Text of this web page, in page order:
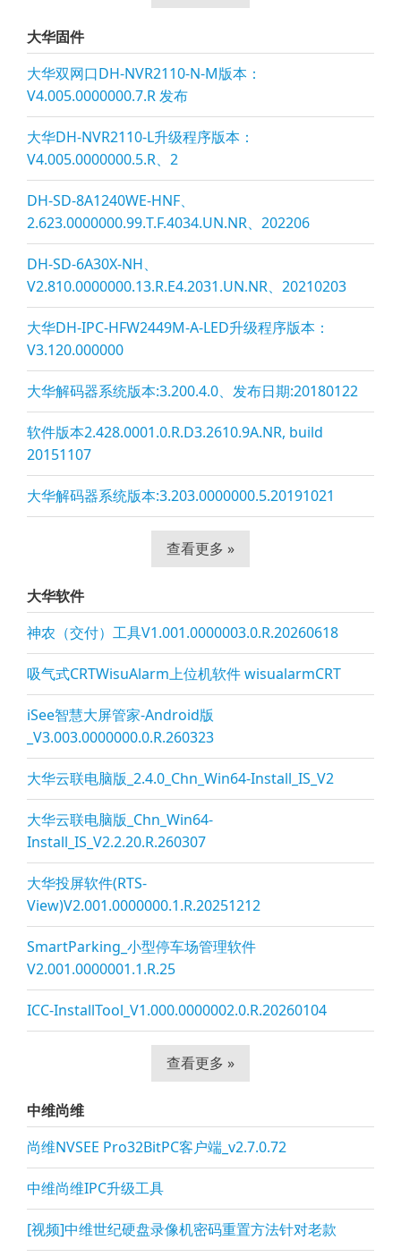
大华固件
大华双网口DH-NVR2110-N-M版本：
V4.005.0000000.7.R 发布
大华DH-NVR2110-L升级程序版本：
V4.005.0000000.5.R、2
DH-SD-8A1240WE-HNF、
2.623.0000000.99.T.F.4034.UN.NR、202206
DH-SD-6A30X-NH、
V2.810.0000000.13.R.E4.2031.UN.NR、20210203
大华DH-IPC-HFW2449M-A-LED升级程序版本：
V3.120.000000
大华解码器系统版本:3.200.4.0、发布日期:20180122
软件版本2.428.0001.0.R.D3.2610.9A.NR, build
20151107
大华解码器系统版本:3.203.0000000.5.20191021
查看更多 »
大华软件
神农（交付）工具V1.001.0000003.0.R.20260618
吸气式CRTWisuAlarm上位机软件 wisualarmCRT
iSee智慧大屏管家-Android版
_V3.003.0000000.0.R.260323
大华云联电脑版_2.4.0_Chn_Win64-Install_IS_V2
大华云联电脑版_Chn_Win64-
Install_IS_V2.2.20.R.260307
大华投屏软件(RTS-
View)V2.001.0000000.1.R.20251212
SmartParking_小型停车场管理软件
V2.001.0000001.1.R.25
ICC-InstallTool_V1.000.0000002.0.R.20260104
查看更多 »
中维尚维
尚维NVSEE Pro32BitPC客户端_v2.7.0.72
中维尚维IPC升级工具
[视频]中维世纪硬盘录像机密码重置方法针对老款